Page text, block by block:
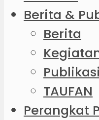
Berita &
Berita
Publikasi
TAUFAN
Perangkat